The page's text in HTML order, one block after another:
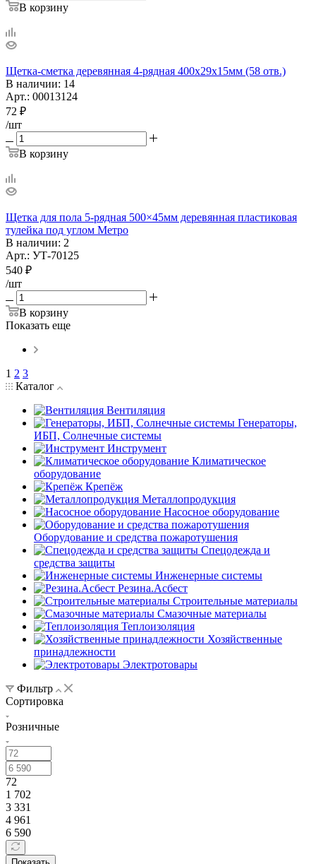
В корзину
Щетка-сметка деревянная 4-рядная 400х29х15мм (58 отв.)
В наличии: 14
Арт.: 00013124
72 ₽
/шт
В корзину
Щетка для пола 5-рядная 500×45мм деревянная пластиковая
тулейка под углом Метро
В наличии: 2
Арт.: УТ-70125
540 ₽
/шт
В корзину
Показать еще
1 2 3
Каталог
Вентиляция
Генераторы,
ИБП, Солнечные системы
Инструмент
Климатическое
оборудование
Крепёж
Металлопродукция
Насосное оборудование
Оборудование и средства пожаротушения
Спецодежда и
средства защиты
Инженерные системы
Резина.Асбест
Строительные материалы
Смазочные материалы
Теплоизоляция
Хозяйственные
принадлежности
Электротовары
Фильтр
Сортировка
Розничные
72
1 702
3 331
4 961
6 590